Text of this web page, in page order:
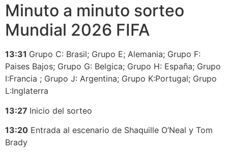
Minuto a minuto sorteo
Mundial 2026 FIFA
13:31 Grupo C: Brasil; Grupo E; Alemania; Grupo F:
Paises Bajos; Grupo G: Belgica; Grupo H: España; Grupo
I:Francia ; Grupo J: Argentina; Grupo K:Portugal; Grupo
L:Inglaterra
13:27 Inicio del sorteo
13:20 Entrada al escenario de Shaquille O’Neal y Tom
Brady